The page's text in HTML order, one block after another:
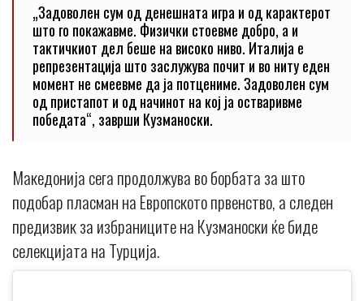
„Задоволен сум од денешната игра и од карактерот
што го покажавме. Физички стоевме добро, а и
тактичкиот дел беше на високо ниво. Италија е
репрезентација што заслужува почит и во ниту еден
момент не смеевме да ја потцениме. Задоволен сум
од пристапот и од начинот на кој ја остваривме
победата“, заврши Кузманоски.
Македонија сега продолжува во борбата за што
подобар пласман на Европското првенство, а следен
предизвик за избраниците на Кузманоски ќе биде
селекцијата на Турција.